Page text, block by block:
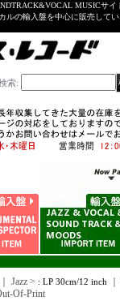
MUSICサイ
ルの輸入盤を中心に販売して
索:
｜ Jazz > : LP 30cm/12 inch｜
Of-Print